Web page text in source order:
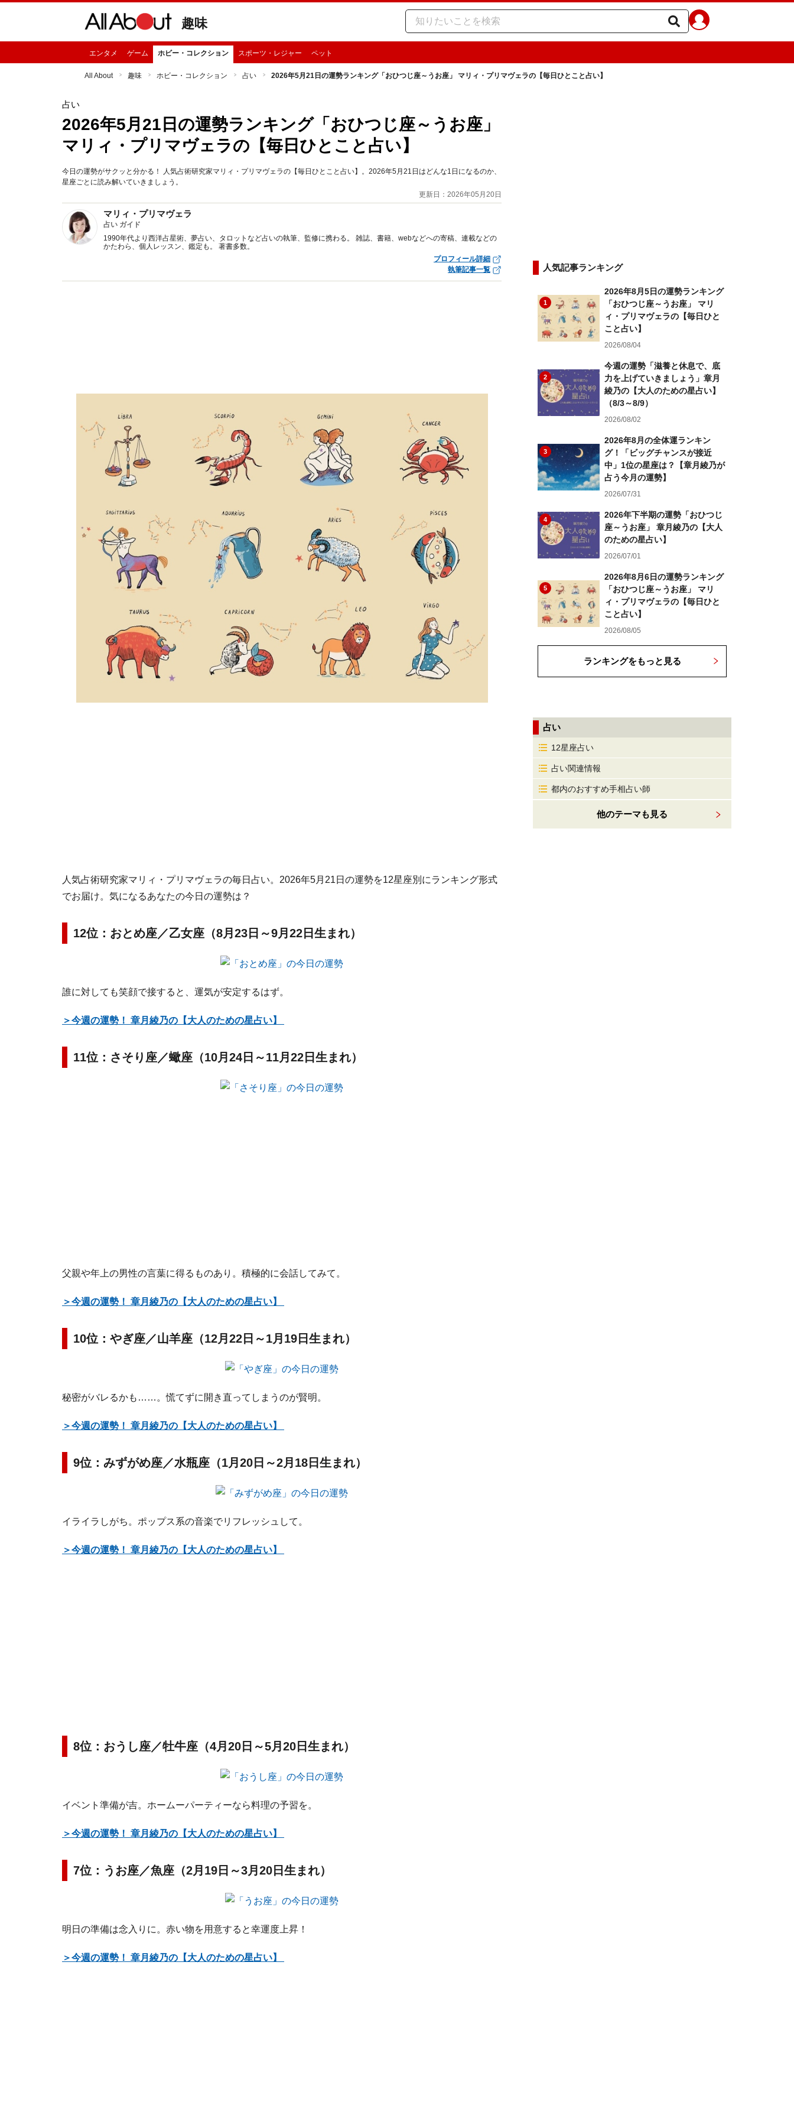
趣味
エンタメ ゲーム ホビー・コレクション スポーツ・レジャー ペット
All About 趣味 ホビー・コレクション 占い 2026年5月21日の運勢ランキング「おひつじ座～うお座」 マリィ・プリマヴェラの【毎日ひとこと占い】
占い
2026年5月21日の運勢ランキング「おひつじ座～うお座」
マリィ・プリマヴェラの【毎日ひとこと占い】
今日の運勢がサクッと分かる！ 人気占術研究家マリィ・プリマヴェラの【毎日ひとこと占い】。2026年5月21日はどんな1日になるのか、
星座ごとに読み解いていきましょう。
更新日：2026年05月20日
マリィ・プリマヴェラ
占い ガイド
1990年代より西洋占星術、夢占い、タロットなど占いの執筆、監修に携わる。 雑誌、書籍、webなどへの寄稿、連載などの
かたわら、個人レッスン、鑑定も。 著書多数。
プロフィール詳細
執筆記事一覧
人気占術研究家マリィ・プリマヴェラの毎日占い。2026年5月21日の運勢を12星座別にランキング形式
でお届け。気になるあなたの今日の運勢は？
12位：おとめ座／乙女座（8月23日～9月22日生まれ）
誰に対しても笑顔で接すると、運気が安定するはず。
＞今週の運勢！ 章月綾乃の【大人のための星占い】
11位：さそり座／蠍座（10月24日～11月22日生まれ）
父親や年上の男性の言葉に得るものあり。積極的に会話してみて。
＞今週の運勢！ 章月綾乃の【大人のための星占い】
10位：やぎ座／山羊座（12月22日～1月19日生まれ）
秘密がバレるかも……。慌てずに開き直ってしまうのが賢明。
＞今週の運勢！ 章月綾乃の【大人のための星占い】
9位：みずがめ座／水瓶座（1月20日～2月18日生まれ）
イライラしがち。ポップス系の音楽でリフレッシュして。
＞今週の運勢！ 章月綾乃の【大人のための星占い】
8位：おうし座／牡牛座（4月20日～5月20日生まれ）
イベント準備が吉。ホームーパーティーなら料理の予習を。
＞今週の運勢！ 章月綾乃の【大人のための星占い】
7位：うお座／魚座（2月19日～3月20日生まれ）
明日の準備は念入りに。赤い物を用意すると幸運度上昇！
＞今週の運勢！ 章月綾乃の【大人のための星占い】
人気記事ランキング
1
2026年8月5日の運勢ランキング
「おひつじ座～うお座」 マリ
ィ・プリマヴェラの【毎日ひと
こと占い】
2026/08/04
2
今週の運勢「滋養と休息で、底
力を上げていきましょう」章月
綾乃の【大人のための星占い】
（8/3～8/9）
2026/08/02
3
2026年8月の全体運ランキン
グ！「ビッグチャンスが接近
中」1位の星座は？【章月綾乃が
占う今月の運勢】
2026/07/31
4
2026年下半期の運勢「おひつじ
座～うお座」 章月綾乃の【大人
のための星占い】
2026/07/01
5
2026年8月6日の運勢ランキング
「おひつじ座～うお座」 マリ
ィ・プリマヴェラの【毎日ひと
こと占い】
2026/08/05
ランキングをもっと見る
占い
12星座占い
占い関連情報
都内のおすすめ手相占い師
他のテーマも見る